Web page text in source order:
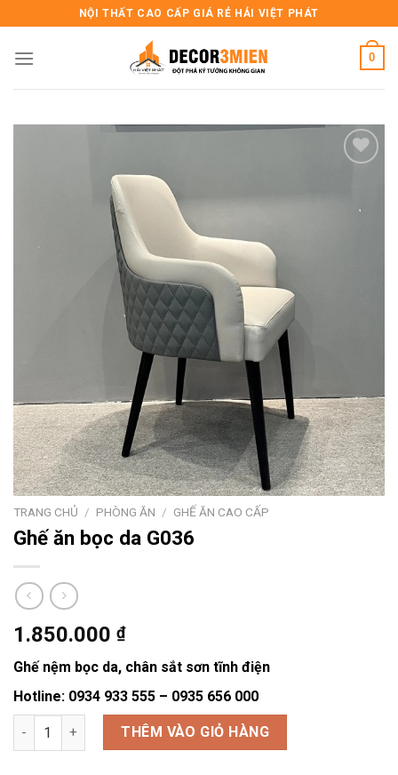
to
content
NỘI THẤT CAO CẤP GIÁ RẺ HẢI VIỆT PHÁT
0
Add to
TRANG CHỦ / PHÒNG ĂN / GHẾ ĂN CAO CẤP
Ghế ăn bọc da G036
1.850.000 ₫
Ghế nệm bọc da, chân sắt sơn tĩnh điện
Hotline: 0934 933 555 – 0935 656 000
Ghế ăn bọc da G036 số lượngTHÊM VÀO GIỎ HÀNG